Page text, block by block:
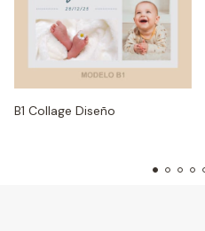
B1 Collage Diseño